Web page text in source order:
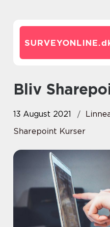
SURVEYONLINE.
Bliv
13 August 2021
Sharepoint Kurser